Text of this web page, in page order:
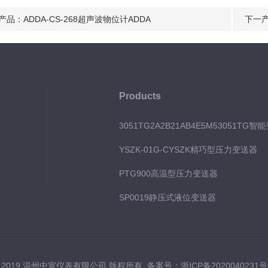
品： ADDA-CS-268超声波物位计ADDA 下一
Products
3051TG2A2B21AB4E5M53051TG智能
YSZK-01G-CYSZK精巧型压力变送器
PTG900高温型压力变送器
SP0019静压式液位变送器
温州中宣仪表有限公司 版权所有 备案号： 浙ICP备2020040231